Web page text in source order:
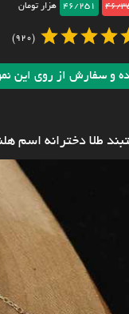
46/
46/251 هزار تومان
(920)
و سفارش از روی این
طلا دخترانه اسم